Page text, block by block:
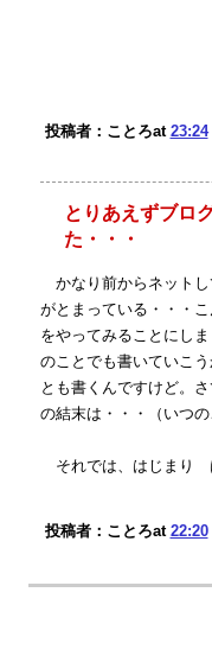
投稿者：ことろat 23:24
とりあえずブロ
た・・・
かなり前からネットし
がとまっている・・・
をやってみることにし
のことでも書いていこ
とも書くんですけど。
の結末は・・・（い
それでは、はじまり
投稿者：ことろat 22:20